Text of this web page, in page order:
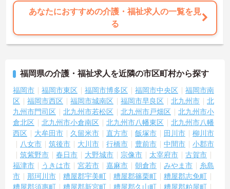
あなたにおすすめの介護・福祉求人の一覧を見
る
福岡県の介護・福祉求人を近隣の市区町村から探す
福岡市 福岡市東区 福岡市博多区 福岡市中央区
福岡市南
区
福岡市西区 福岡市城南区 福岡市早良区 北九州市
北
九州市門司区
北九州市若松区 北九州市戸畑区
北九州市小
倉北区
北九州市小倉南区 北九州市八幡東区
北九州市八幡
西区
大牟田市 久留米市 直方市 飯塚市 田川市
柳川市
八女市
筑後市 大川市 行橋市 豊前市 中間市
小郡市
筑紫野市
春日市 大野城市 宗像市 太宰府市
古賀市
福津市
うきは市 宮若市 嘉麻市 朝倉市 みやま市
糸島
市
那珂川市 糟屋郡宇美町 糟屋郡篠栗町
糟屋郡志免町
糟屋郡須惠町
糟屋郡新宮町 糟屋郡久山町
糟屋郡粕屋町